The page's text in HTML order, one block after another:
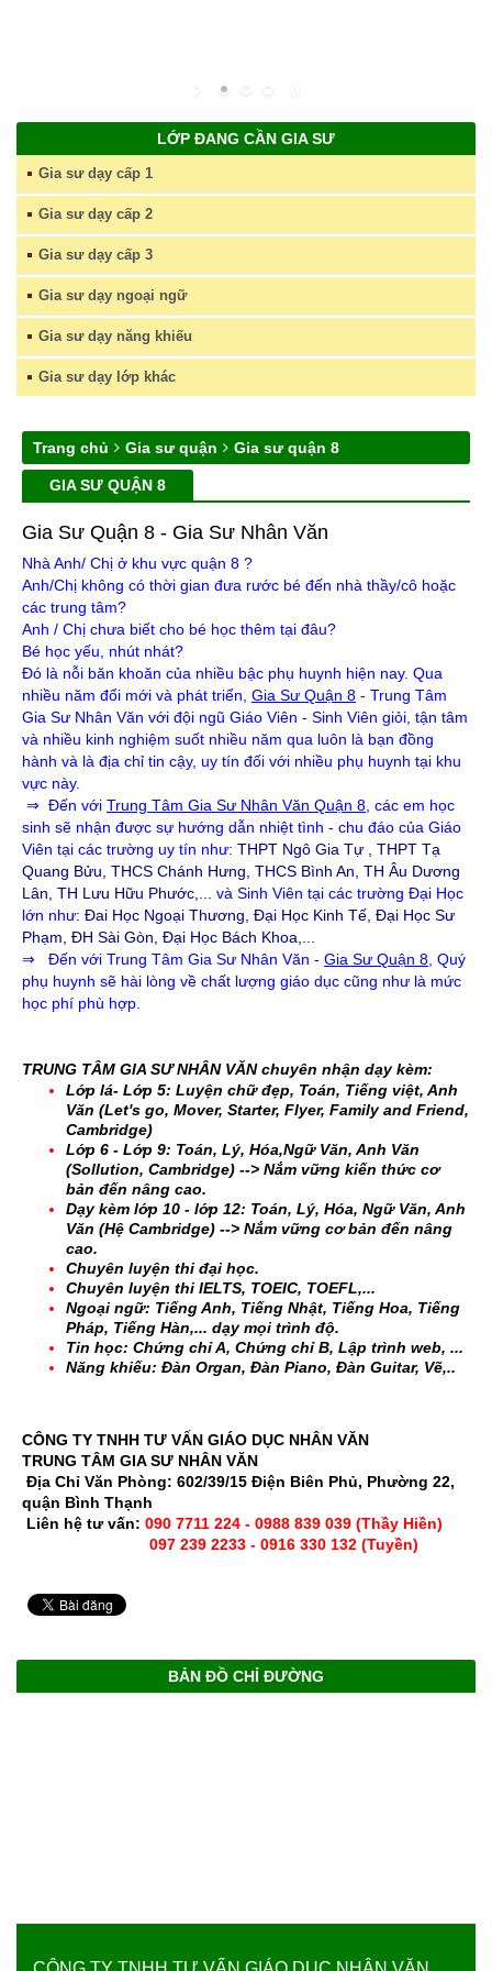
LỚP ĐANG CẦN GIA SƯ
Gia sư dạy cấp 1
Gia sư dạy cấp 2
Gia sư dạy cấp 3
Gia sư dạy ngoại ngữ
Gia sư dạy năng khiếu
Gia sư dạy lớp khác
Trang chủ Gia sư quận Gia sư quận 8
GIA SƯ QUẬN 8
Gia Sư Quận 8 - Gia Sư Nhân Văn
Nhà Anh/ Chị ở khu vực quận 8 ?
Anh/Chị không có thời gian đưa rước bé đến nhà thầy/cô hoặc
các trung tâm?
Anh / Chị chưa biết cho bé học thêm tại đâu?
Bé học yếu, nhút nhát?
Đó là nỗi băn khoăn của nhiều bậc phụ huynh hiện nay. Qua
nhiều năm đổi mới và phát triển, Gia Sư Quận 8 - Trung Tâm
Gia Sư Nhân Văn với đội ngũ Giáo Viên - Sinh Viên giỏi, tận tâm
và nhiều kinh nghiệm suốt nhiều năm qua luôn là bạn đồng
hành và là địa chỉ tin cậy, uy tín đối với nhiều phụ huynh tại khu
vực này.
⇒ Đến với Trung Tâm Gia Sư Nhân Văn Quận 8, các em học
sinh sẽ nhận được sự hướng dẫn nhiệt tình - chu đáo của Giáo
Viên tại các trường uy tín như: THPT Ngô Gia Tự , THPT Tạ
Quang Bửu, THCS Chánh Hưng, THCS Bình An, TH Âu Dương
Lân, TH Lưu Hữu Phước,... và Sinh Viên tại các trường Đại Học
lớn như: Đai Học Ngoại Thương, Đại Học Kinh Tế, Đại Học Sư
Phạm, ĐH Sài Gòn, Đại Học Bách Khoa,...
⇒ Đến với Trung Tâm Gia Sư Nhân Văn - Gia Sư Quận 8, Quý
phụ huynh sẽ hài lòng về chất lượng giáo dục cũng như là mức
học phí phù hợp.
TRUNG TÂM GIA SƯ NHÂN VĂN chuyên nhận dạy kèm:
Lớp lá- Lớp 5: Luyện chữ đẹp, Toán, Tiếng việt, Anh
Văn (Let's go, Mover, Starter, Flyer, Family and Friend,
Cambridge)
Lớp 6 - Lớp 9: Toán, Lý, Hóa,Ngữ Văn, Anh Văn
(Sollution, Cambridge) --> Nắm vững kiến thức cơ
bản đến nâng cao.
Dạy kèm lớp 10 - lớp 12: Toán, Lý, Hóa, Ngữ Văn, Anh
Văn (Hệ Cambridge) --> Nắm vững cơ bản đến nâng
cao.
Chuyên luyện thi đại học.
Chuyên luyện thi IELTS, TOEIC, TOEFL,...
Ngoại ngữ: Tiếng Anh, Tiếng Nhật, Tiếng Hoa, Tiếng
Pháp, Tiếng Hàn,... dạy mọi trình độ.
Tin học: Chứng chỉ A, Chứng chỉ B, Lập trình web, ...
Năng khiếu: Đàn Organ, Đàn Piano, Đàn Guitar, Vẽ,..
CÔNG TY TNHH TƯ VẤN GIÁO DỤC NHÂN VĂN
TRUNG TÂM GIA SƯ NHÂN VĂN
Địa Chỉ Văn Phòng: 602/39/15 Điện Biên Phủ, Phường 22,
quận Bình Thạnh
Liên hệ tư vấn: 090 7711 224 - 0988 839 039 (Thầy Hiền)
097 239 2233 - 0916 330 132 (Tuyền)
BẢN ĐỒ CHỈ ĐƯỜNG